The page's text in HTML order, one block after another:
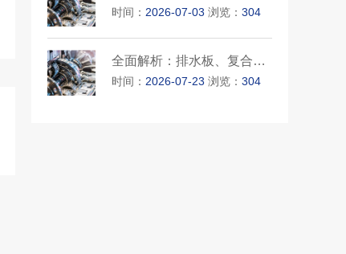
时间： 2026-07-03 浏览：304
全面解析：排水板、复合土工膜···
时间： 2026-07-23 浏览：304